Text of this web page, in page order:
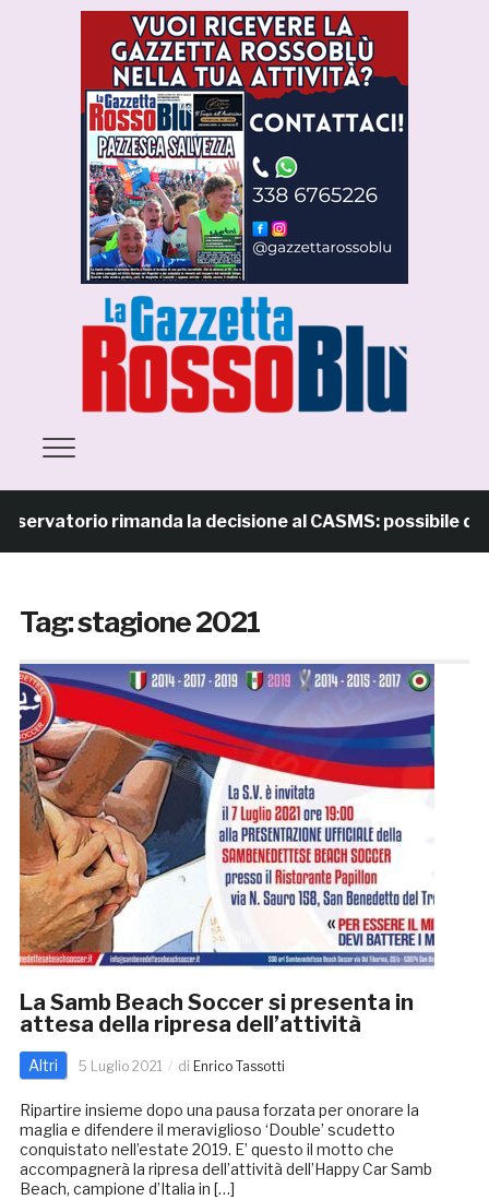
rimanda la decisione al CASMS: possibile
Tag:stagione 2021
La Samb Beach Soccer si presenta in
attesa della ripresa dell’attività
Altri 5 Luglio 2021 di Enrico Tassotti
Ripartire insieme dopo una pausa forzata per onorare la
maglia e difendere il meraviglioso ‘Double’ scudetto
conquistato nell’estate 2019. E’ questo il motto che
accompagnerà la ripresa dell’attività dell’Happy Car Samb
Beach, campione d’Italia in […]